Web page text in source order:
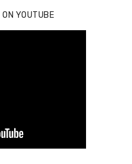
YOUTUBE